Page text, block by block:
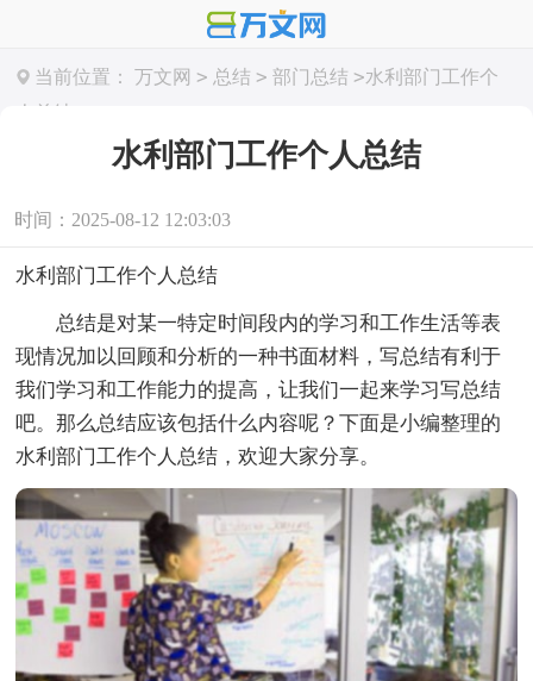
当前位置： 万文网 > 总结 > 部门总结 >水利部门工作个
人总结
水利部门工作个人总结
时间：2025-08-12 12:03:03
水利部门工作个人总结
总结是对某一特定时间段内的学习和工作生活等表
现情况加以回顾和分析的一种书面材料，写总结有利于
我们学习和工作能力的提高，让我们一起来学习写总结
吧。那么总结应该包括什么内容呢？下面是小编整理的
水利部门工作个人总结，欢迎大家分享。